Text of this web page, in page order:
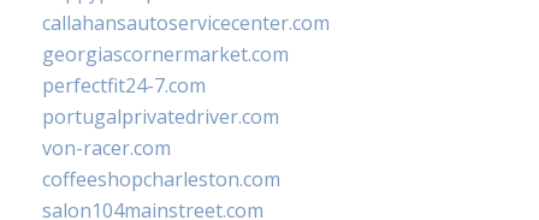
callahansautoservicecenter.com
georgiascornermarket.com
perfectfit24-7.com
portugalprivatedriver.com
von-racer.com
coffeeshopcharleston.com
salon104mainstreet.com